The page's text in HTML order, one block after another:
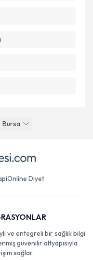
Bursa
Online Diyet
ve entegreli bir sağlık bilgi
güvenilir altyapısıyla
sağlar.